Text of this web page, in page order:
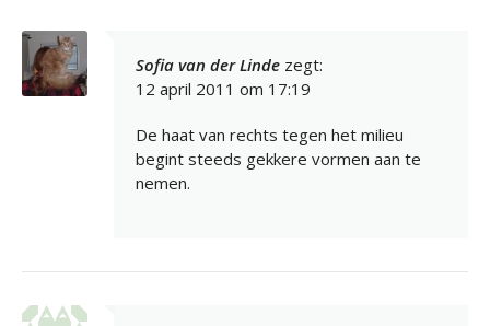
Sofia van der Linde zegt:
12 april 2011 om 17:19
De haat van rechts tegen het milieu
begint steeds gekkere vormen aan te
nemen.